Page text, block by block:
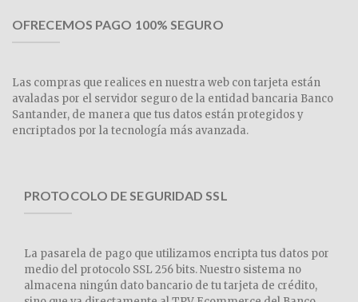
OFRECEMOS PAGO 100% SEGURO
Las compras que realices en nuestra web con tarjeta están
avaladas por el servidor seguro de la entidad bancaria Banco
Santander, de manera que tus datos están protegidos y
encriptados por la tecnología más avanzada.
PROTOCOLO DE SEGURIDAD SSL
La pasarela de pago que utilizamos encripta tus datos por
medio del protocolo SSL 256 bits. Nuestro sistema no
almacena ningún dato bancario de tu tarjeta de crédito,